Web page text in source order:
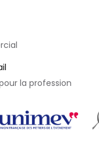
la profession